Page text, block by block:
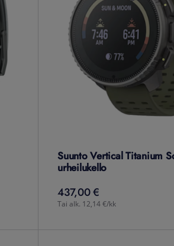
Suunto Vertical Titanium
urheilukello
437,00 €
437,00€
Tai alk. 12,14 €/kk